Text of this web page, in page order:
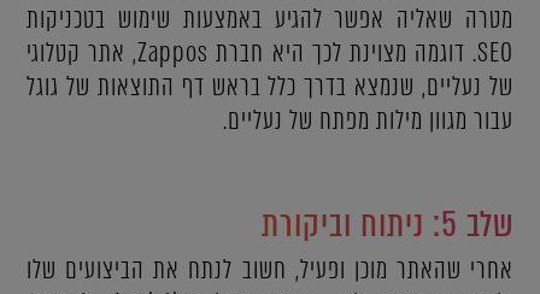
מטרה שאליה אפשר להגיע באמצעות שימוש בטכניקות
SEO. דוגמה מצוינת לכך היא חברת Zappos, אתר קטלוגי
של נעליים, שנמצא בדרך כלל בראש דף התוצאות של גוגל
עבור מגוון מילות מפתח של נעליים.
שלב 5: ניתוח וביקורת
אחרי שהאתר מוכן ופעיל, חשוב לנתח את הביצועים שלו